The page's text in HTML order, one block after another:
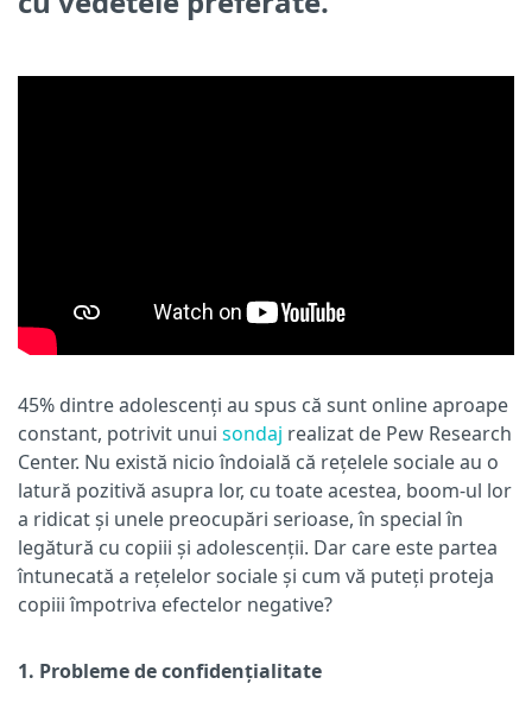
45% dintre adolescenți au spus că sunt online aproape
constant, potrivit unui sondaj realizat de Pew Research
Center. Nu există nicio îndoială că rețelele sociale au o
latură pozitivă asupra lor, cu toate acestea, boom-ul lor
a ridicat și unele preocupări serioase, în special în
legătură cu copiii și adolescenții. Dar care este partea
întunecată a rețelelor sociale și cum vă puteți proteja
copiii împotriva efectelor negative?
1. Probleme de confidențialitate